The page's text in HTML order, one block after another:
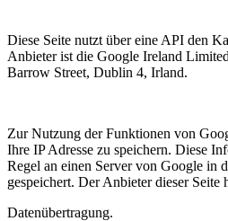
Diese Seite nutzt über eine API den
Anbieter ist die Google Ireland
Barrow Street, Dublin 4, Irland.
Zur Nutzung der Funktionen von
Ihre IP Adresse zu speichern. Diese
Regel an einen Server von Google in
gespeichert. Der Anbieter dieser Seite
Datenübertragung.